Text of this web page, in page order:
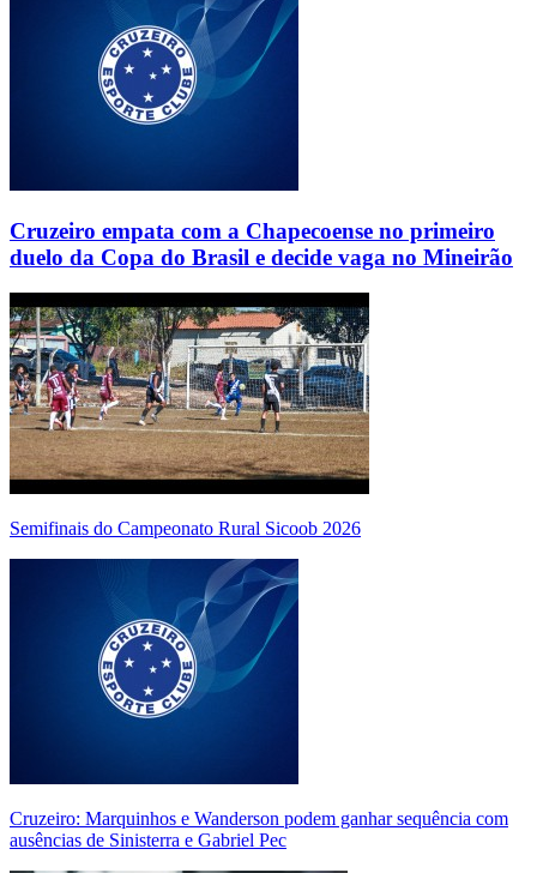
Cruzeiro empata com a Chapecoense no primeiro
duelo da Copa do Brasil e decide vaga no Mineirão
Semifinais do Campeonato Rural Sicoob 2026
Cruzeiro: Marquinhos e Wanderson podem ganhar sequência com
ausências de Sinisterra e Gabriel Pec